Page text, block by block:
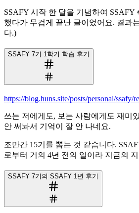
SSAFY 시작 한 달을 기념하여
했다가 무겁게 끝난 글이었어요. 결과
다.)
SSAFY 7기 1학기 학습 후기
https://blog.huns.site/posts/personal/ssafy/
쓰는 저에게도, 보는 사람에게도 재미
안 써놔서 기억이 잘 안 나네요.
조만간 15기를 뽑는 것 같습니다.
로부터 거의 4년 전의 일이라 지금의
SSAFY 7기의 SSAFY 1년 후기